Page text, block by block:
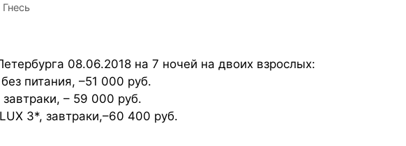
08.06.2018 на 7 ночей на двоих взрослых:
питания, –51 000 руб.
– 59 000 руб.
3*, завтраки,–60 400 руб.